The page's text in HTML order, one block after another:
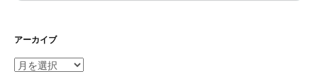
アーカイブ
ア